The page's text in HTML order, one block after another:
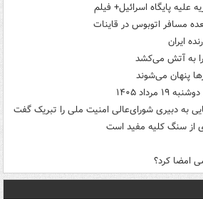
پایگاه اسرائیل+ فیلم
ایران
به آتش می‌کشد
پنهان می‌شوند
۱۴۰۵
به دبیری شورای‌عالی امنیت ملی را تبریک گفت
از سنگ کلیه مفید است
امضا کرد؟